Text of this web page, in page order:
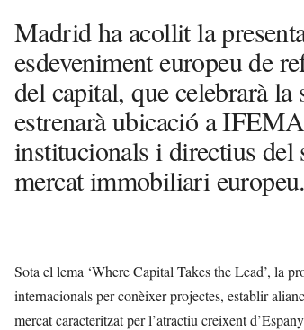
Madrid ha acollit la
esdeveniment europeu de
del capital, que celebrarà
estrenarà ubicació a
institucionals i directius del
mercat immobiliari europeu.
Sota el lema ‘Where Capital Takes the Lead’, la
internacionals per conèixer projectes, establir
mercat caracteritzat per l’atractiu creixent